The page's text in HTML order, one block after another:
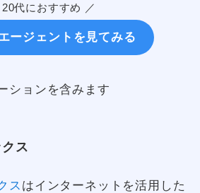
20代におすすめ ／
ージェントを見てみる
ションを含みます
ス
ス はインターネットを活用した